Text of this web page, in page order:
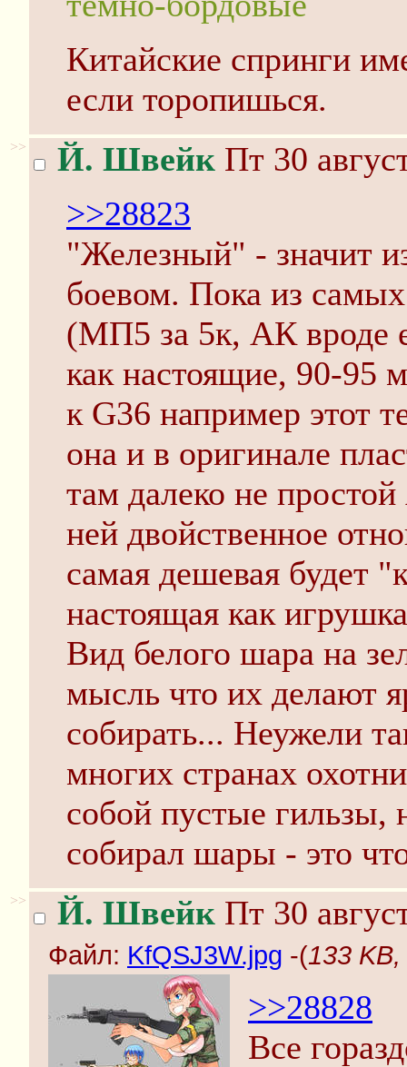
Китайские спринги
если торопишься.
>> Й. Швейк Пт 30
>>28823
"Железный" - значит
боевом. Пока из
(МП5 за 5к, АК вроде
как настоящие, 90-95
к G36 например этот
она и в оригинале
там далеко не
ней двойственное
самая дешевая будет
настоящая как
Вид белого шара на
мысль что их делают
собирать... Неужели
многих странах
собой пустые гильзы,
собирал шары - это
>> Й. Швейк Пт 30
Файл: KfQSJ3W.jpg -(133
>>28828
Все